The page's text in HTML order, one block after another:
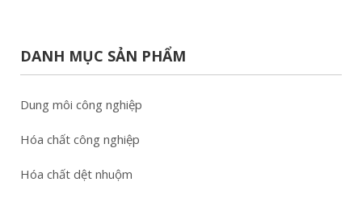
DANH MỤC SẢN PHẨM
Dung môi công nghiệp
Hóa chất công nghiệp
Hóa chất dệt nhuộm